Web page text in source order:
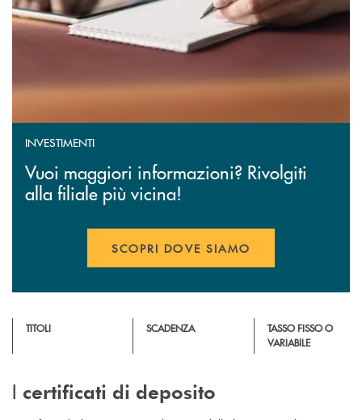
INVESTIMENTI
Vuoi maggiori informazioni? Rivolgiti
alla filiale più vicina!
SCOPRI DOVE SIAMO
TITOLI SCADENZA
TASSO FISSO O
VARIABILE
I certificati di deposito